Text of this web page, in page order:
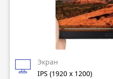
Экран
IPS (1920 x 1200)